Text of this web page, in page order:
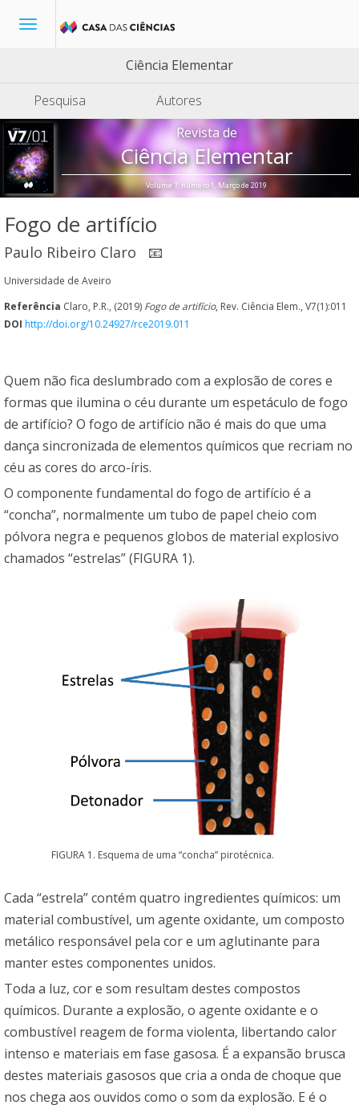
Toggle
Ciência Elementar
Pesquisa
Autores
Revista de
Ciência Elementar
Volume 7, número 1, Março de 2019
Fogo de artifício
Paulo Ribeiro Claro 📧
Universidade de Aveiro
Referência Claro, P.R., (2019) Fogo de artifício, Rev. Ciência Elem., V7(1):011
DOI http://doi.org/10.24927/rce2019.011
Quem não fica deslumbrado com a explosão de cores e
formas que ilumina o céu durante um espetáculo de fogo
de artifício? O fogo de artifício não é mais do que uma
dança sincronizada de elementos químicos que recriam no
céu as cores do arco-íris.
O componente fundamental do fogo de artifício é a
“concha”, normalmente um tubo de papel cheio com
pólvora negra e pequenos globos de material explosivo
chamados “estrelas” (FIGURA 1).
FIGURA 1. Esquema de uma “concha” pirotécnica.
Cada “estrela” contém quatro ingredientes químicos: um
material combustível, um agente oxidante, um composto
metálico responsável pela cor e um aglutinante para
manter estes componentes unidos.
Toda a luz, cor e som resultam destes compostos
químicos. Durante a explosão, o agente oxidante e o
combustível reagem de forma violenta, libertando calor
intenso e materiais em fase gasosa. É a expansão brusca
destes materiais gasosos que cria a onda de choque que
nos chega aos ouvidos como o som da explosão. E é o